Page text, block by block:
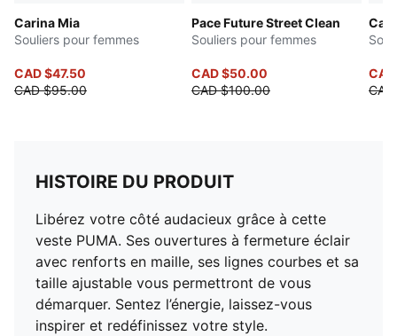
Carina Mia
Souliers pour femmes
CAD $47.50
CAD $95.00
Pace Future Street Clean
Souliers pour femmes
CAD $50.00
CAD $100.00
HISTOIRE DU PRODUIT
Libérez votre côté audacieux grâce à cette
veste PUMA. Ses ouvertures à fermeture éclair
avec renforts en maille, ses lignes courbes et sa
taille ajustable vous permettront de vous
démarquer. Sentez l’énergie, laissez-vous
inspirer et redéfinissez votre style.